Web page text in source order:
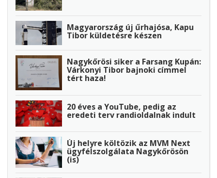
Magyarország új űrhajósa, Kapu
Tibor küldetésre készen
Nagykőrösi siker a Farsang Kupán:
Várkonyi Tibor bajnoki címmel
tért haza!
20 éves a YouTube, pedig az
eredeti terv randioldalnak indult
Új helyre költözik az MVM Next
ügyfélszolgálata Nagykőrösön
(is)